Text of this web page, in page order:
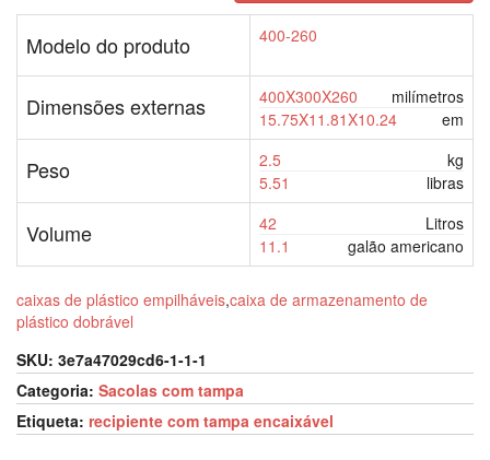
Modelo do produto 400-260
Dimensões externas 400X300X260
milímetros
15.75X11.81X10.24
em
Peso 2.5
kg
5.51
libras
Volume 42
Litros
11.1
galão americano
caixas de plástico empilháveis,caixa de armazenamento de
plástico dobrável
SKU: 3e7a47029cd6-1-1-1
Categoria: Sacolas com tampa
Etiqueta: recipiente com tampa encaixável